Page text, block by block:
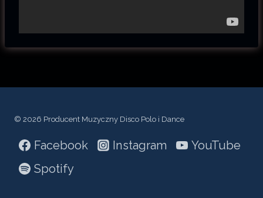
© 2026 Producent Muzyczny Disco Polo i Dance
Facebook Instagram
YouTube
Spotify